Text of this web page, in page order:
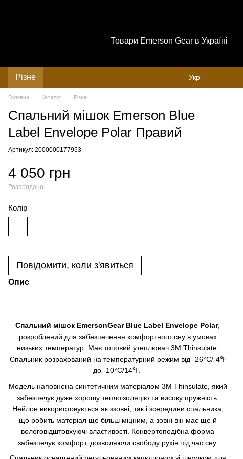
Товари Emerson Gear в Україні
Різне Укр
Головна Каталог Різне
Спальний мішок Emerson Blue
Label Envelope Polar Правий
Артикул: 2000000177953
4 050 грн
Розпродано
Колір
Повідомити, коли з'явиться
Опис
Спальний мішок EmersonGear Blue Label Envelope Polar,
розроблений для забезпечення комфортного сну в умовах
низьких температур. Має топовий утеплювач 3M Thinsulate.
Спальник розрахований на температурний режим від -26°C/-4℉
до -10°C/14℉.
Модель наповнена синтетичним матеріалом 3M Thinsulate, який
забезпечує дуже хорошу теплоізоляцію та високу пружність.
Нейлон використовується як ззовні, так і зсередини спальника,
що робить матеріал ще більш міцним, а зовні він має ще й
вологовідштовхуючі властивості. Конвертоподібна форма
забезпечує комфорт, дозволяючи свободу рухів під час сну.